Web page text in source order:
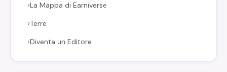
›La Mappa di Earniverse
›Terre
›Diventa un Editore